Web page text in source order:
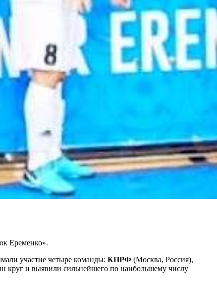
Еременко».
участие четыре команды: КПРФ (Москва, Россия),
круг и выявили сильнейшего по наибольшему числу